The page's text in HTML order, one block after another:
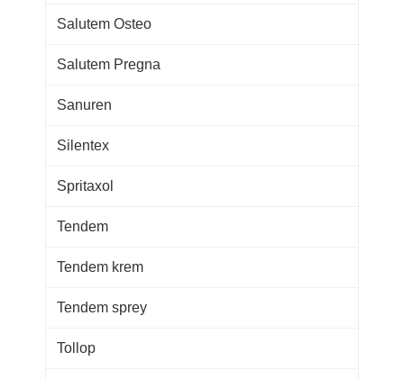
Salutem Osteo
Salutem Pregna
Sanuren
Silentex
Spritaxol
Tendem
Tendem krem
Tendem sprey
Tollop